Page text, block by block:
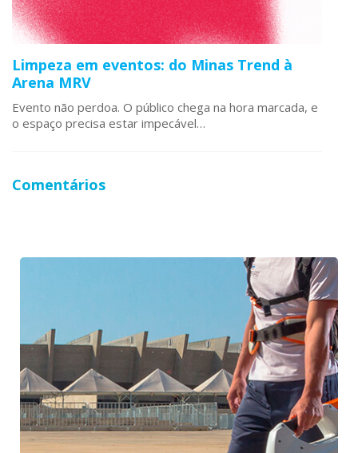
Limpeza em eventos: do Minas Trend à
Arena MRV
Evento não perdoa. O público chega na hora marcada, e
o espaço precisa estar impecável…
Comentários